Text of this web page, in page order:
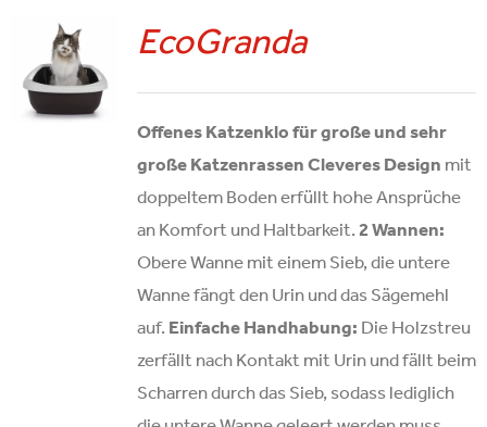
EcoGranda
Offenes Katzenklo für große und sehr
große Katzenrassen Cleveres Design mit
doppeltem Boden erfüllt hohe Ansprüche
an Komfort und Haltbarkeit. 2 Wannen:
Obere Wanne mit einem Sieb, die untere
Wanne fängt den Urin und das Sägemehl
auf. Einfache Handhabung: Die Holzstreu
zerfällt nach Kontakt mit Urin und fällt beim
Scharren durch das Sieb, sodass lediglich